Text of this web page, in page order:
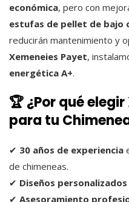
económica, pero con
estufas de pellet de bajo
reducirán mantenimiento y
Xemeneies Payet,
energética A+.
🏆 ¿Por qué
para tu
✔ 30 años de experiencia
de chimeneas.
✔ Diseños personalizados
✔ Asesoramiento